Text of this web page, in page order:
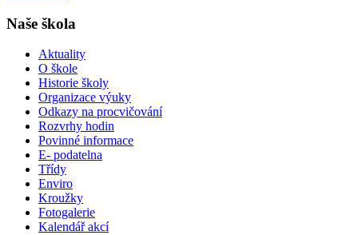
Naše škola
Aktuality
O škole
Historie školy
Organizace výuky
Odkazy na procvičování
Rozvrhy hodin
Povinné informace
E- podatelna
Třídy
Enviro
Kroužky
Fotogalerie
Kalendář akcí